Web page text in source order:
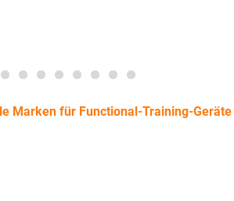
Marken für Functional-Training-Geräte